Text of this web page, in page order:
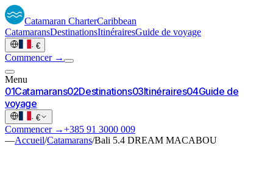
Catamaran CharterCaribbean
CatamaransDestinationsItinérairesGuide de voyage
· €
Commencer →
Menu
01Catamarans02Destinations03Itinéraires04Guide de
voyage
· €
Commencer →+385 91 3000 009
—Accueil/Catamarans/Bali 5.4 DREAM MACABOU